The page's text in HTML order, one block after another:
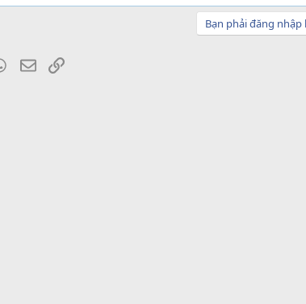
Bạn phải đăng
WhatsApp
EmailLink